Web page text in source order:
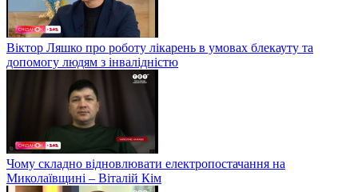
Віктор Ляшко про роботу лікарень в умовах блекауту та
допомогу людям з інвалідністю
Чому складно відновлювати електропостачання на
Миколаївщині – Віталій Кім